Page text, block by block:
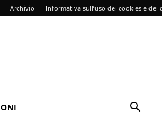
Archivio Informativa sull’uso dei cookies e dei